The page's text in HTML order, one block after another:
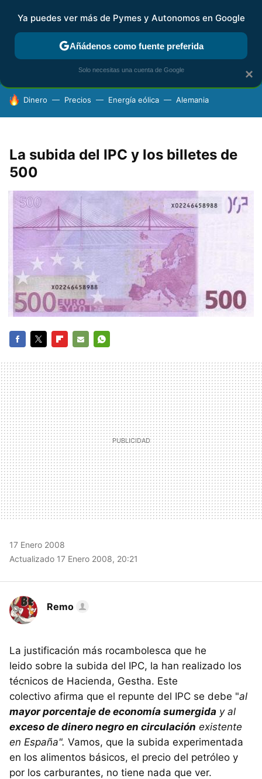
FISCALIDAD Y CONTABILIDAD KIT DIGITAL RENTA
HOY SE HABLA DE
Dinero Precios Energía eólica Alemania
La subida del IPC y los billetes de
500
MAIL
17 Enero 2008
Actualizado 17 Enero 2008, 20:21
Remo
La justificación más rocambolesca que he
leido sobre la subida del IPC, la han realizado los
técnicos de Hacienda, Gestha. Este
colectivo afirma que el repunte del IPC se debe "al
mayor porcentaje de economía sumergida y al
exceso de dinero negro en circulación existente
en España". Vamos, que la subida experimentada
en los alimentos básicos, el precio del petróleo y
por los carburantes, no tiene nada que ver.
×
Ya puedes ver más de Pymes y Autonomos en Google
Añádenos como fuente preferida
Solo necesitas una cuenta de Google